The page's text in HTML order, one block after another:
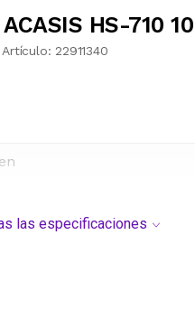
HS-710
Artículo: 22911340
las especificaciones